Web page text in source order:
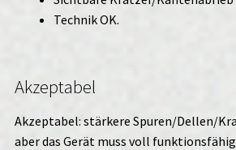
Technik OK.
Akzeptabel
Akzeptabel: stärkere Spuren/Dellen/
aber das Gerät muss voll